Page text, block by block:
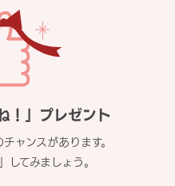
！」プレゼント
ャンスがあります。
してみましょう。